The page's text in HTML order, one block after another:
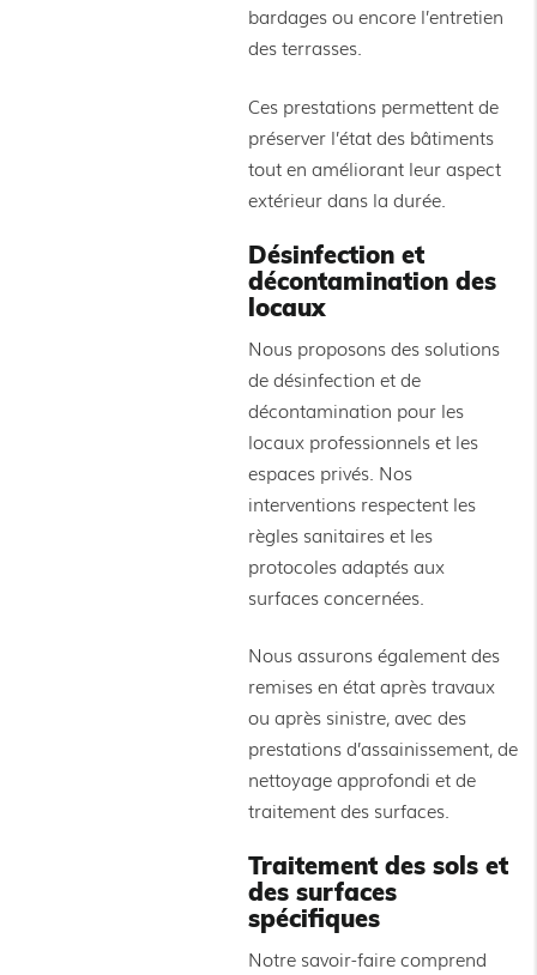
bardages ou encore l’entretien
des terrasses.
Ces prestations permettent de
préserver l’état des bâtiments
tout en améliorant leur aspect
extérieur dans la durée.
Désinfection et
décontamination des
locaux
Nous proposons des solutions
de désinfection et de
décontamination pour les
locaux professionnels et les
espaces privés. Nos
interventions respectent les
règles sanitaires et les
protocoles adaptés aux
surfaces concernées.
Nous assurons également des
remises en état après travaux
ou après sinistre, avec des
prestations d’assainissement, de
nettoyage approfondi et de
traitement des surfaces.
Traitement des sols et
des surfaces
spécifiques
Notre savoir-faire comprend